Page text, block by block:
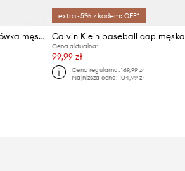
Calvin Klein czapka bejsbolówka męska bawełniana
extra -5% z kodem: OFF*
Cena aktualna:
99,99 zł
Cena regularna: 169,99 zł
Najniższa cena: 104,99 zł